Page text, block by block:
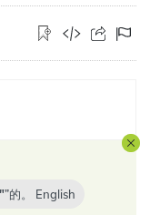
”的。 English